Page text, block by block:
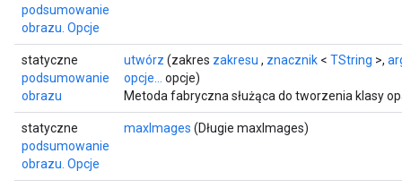
podsumowanie
obrazu. Opcje
statyczne
podsumowanie
obrazu
utwórz (zakres zakresu , znacznik < TString >,
opcje...
opcje)
Metoda fabryczna służąca do tworzenia klasy
statyczne
podsumowanie
obrazu. Opcje
maxImages (Długie maxImages)